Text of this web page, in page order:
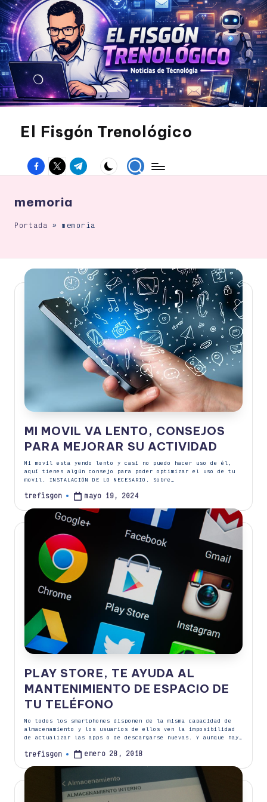
Saltar
al
contenido
El Fisgón Trenológico
sitio
noticias
Facebook
Twitter
Canal
Telegram
memoria
Portada » memoria
MI MOVIL VA LENTO, CONSEJOS
PARA MEJORAR SU ACTIVIDAD
Mi movil esta yendo lento y casi no puedo hacer uso de él,
aquí tienes algún consejo para poder optimizar el uso de tu
movil. INSTALACIÓN DE LO NECESARIO. Sobre…
Publicado
trefisgon mayo 19, 2024
PLAY STORE, TE AYUDA AL
MANTENIMIENTO DE ESPACIO DE
TU TELÉFONO
No todos los smartphones disponen de la misma capacidad de
almacenamiento y los usuarios de ellos ven la imposibilidad
de actualizar las apps o de descargarse nuevas. Y aunque hay…
Publicado
trefisgon enero 28, 2018